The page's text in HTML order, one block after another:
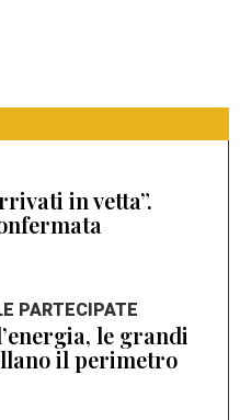
in vetta”.
PARTECIPATE
le grandi
il perimetro